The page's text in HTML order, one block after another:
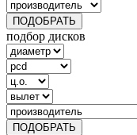
ПОДОБРАТЬ
подбор дисков
ПОДОБРАТЬ